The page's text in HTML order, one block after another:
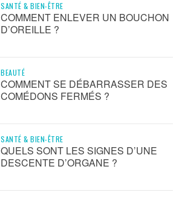
SANTÉ & BIEN-ÊTRE
COMMENT ENLEVER UN BOUCHON
D’OREILLE ?
BEAUTÉ
COMMENT SE DÉBARRASSER DES
COMÉDONS FERMÉS ?
SANTÉ & BIEN-ÊTRE
QUELS SONT LES SIGNES D’UNE
DESCENTE D’ORGANE ?